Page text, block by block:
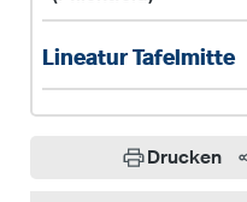
Lineatur Tafelmitte
Drucken